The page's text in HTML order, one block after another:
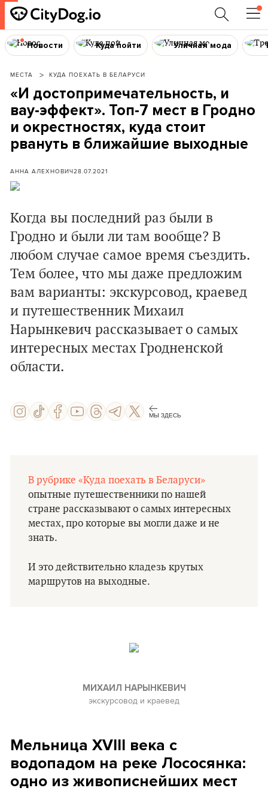
Новости Куда пойти Уличная мода
МЕСТА КУДА ПОЕХАТЬ В БЕЛАРУСИ
«И достопримечательность, и
вау-эффект». Топ-7 мест в Гродно
и окрестностях, куда стоит
рвануть в ближайшие выходные
АННА АЛЕХНОВИЧ28.07.2021
Когда вы последний раз были в
Гродно и были ли там вообще? В
любом случае самое время съездить.
Тем более, что мы даже предложим
вам варианты: экскурсовод, краевед
и путешественникМихаил
Нарынкевич рассказывает о самых
интересных местах Гродненской
области.
МЫ ЗДЕСЬ
В рубрике «Куда поехать в Беларуси»
опытные путешественники по нашей
стране рассказывают о самых интересных
местах, про которые вы могли даже и не
знать.
И это действительно кладезь крутых
маршрутов на выходные.
МИХАИЛ НАРЫНКЕВИЧ
экскурсовод и краевед
Мельница XVIII века с
водопадом на реке Лососянка:
одно из живописнейших мест